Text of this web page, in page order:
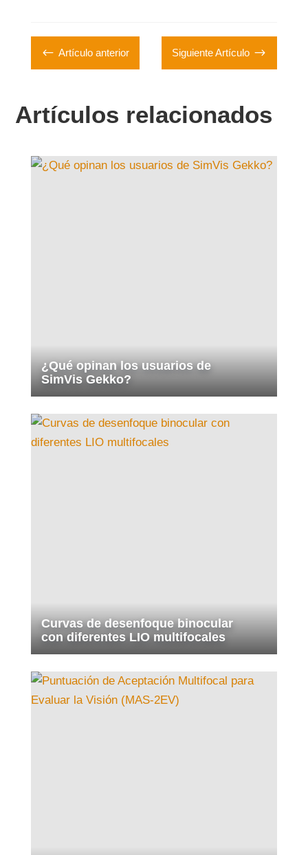
# Artículo anterior Siguiente Artículo $
Artículos relacionados
¿Qué opinan los usuarios de
SimVis Gekko?
Curvas de desenfoque binocular
con diferentes LIO multifocales